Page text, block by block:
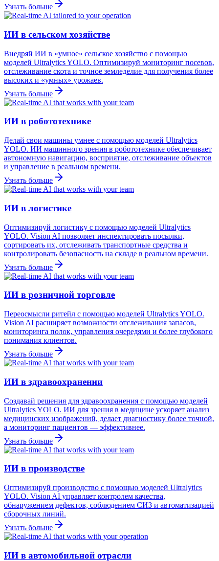
Узнать больше
ИИ в сельском хозяйстве
Внедряй ИИ в «умное» сельское хозяйство с помощью
моделей Ultralytics YOLO. Оптимизируй мониторинг посевов,
отслеживание скота и точное земледелие для получения более
высоких и «умных» урожаев.
Узнать больше
ИИ в робототехнике
Делай свои машины умнее с помощью моделей Ultralytics
YOLO. ИИ машинного зрения в робототехнике обеспечивает
автономную навигацию, восприятие, отслеживание объектов
и управление в реальном времени.
Узнать больше
ИИ в логистике
Оптимизируй логистику с помощью моделей Ultralytics
YOLO. Vision AI позволяет инспектировать посылки,
сортировать их, отслеживать транспортные средства и
контролировать безопасность на складе в реальном времени.
Узнать больше
ИИ в розничной торговле
Переосмысли ритейл с помощью моделей Ultralytics YOLO.
Vision AI расширяет возможности отслеживания запасов,
мониторинга полок, управления очередями и более глубокого
понимания клиентов.
Узнать больше
ИИ в здравоохранении
Создавай решения для здравоохранения с помощью моделей
Ultralytics YOLO. ИИ для зрения в медицине ускоряет анализ
медицинских изображений, делает диагностику более точной,
а мониторинг пациентов — эффективнее.
Узнать больше
ИИ в производстве
Оптимизируй производство с помощью моделей Ultralytics
YOLO. Vision AI управляет контролем качества,
обнаружением дефектов, соблюдением СИЗ и автоматизацией
сборочных линий.
Узнать больше
ИИ в автомобильной отрасли